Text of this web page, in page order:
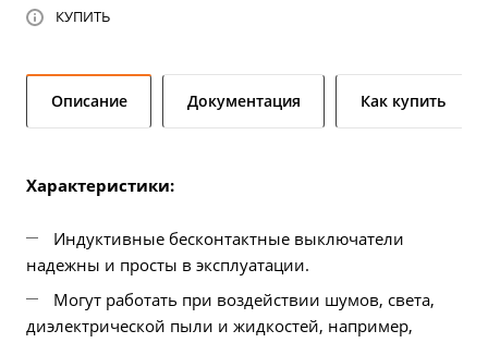
КУПИТЬ
Описание Документация Как купить
Характеристики:
Индуктивные бесконтактные выключатели
надежны и просты в эксплуатации.
Могут работать при воздействии шумов, света,
диэлектрической пыли и жидкостей, например,